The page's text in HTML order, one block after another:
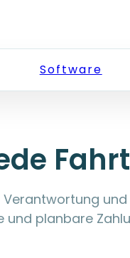
Software
und planbare